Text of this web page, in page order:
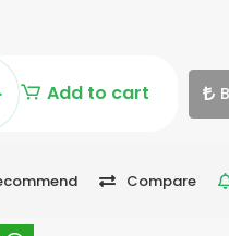
Add to cart
Compare